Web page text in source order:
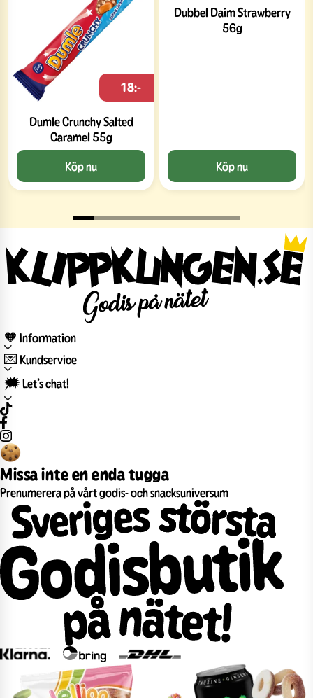
Dumle Crunchy Salted
Caramel 55g
18:-
Köp nu
Dubbel Daim Strawberry
56g
Köp nu
🧡 Information
💌 Kundservice
🗯️ Let’s chat!
Missa inte en enda tugga
Prenumerera på vårt godis- och snacksuniversum